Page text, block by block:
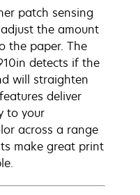
patch sensing
the amount
the paper. The
detects if the
will straighten
deliver
to your
across a range
make great print